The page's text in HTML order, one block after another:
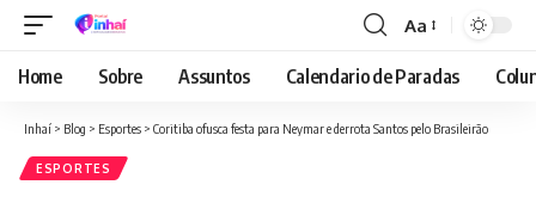
Font
Resizer
Aa
Home Sobre Assuntos Calendario de Paradas
Inhaí > Blog > Esportes > Coritiba ofusca festa para Neymar e derrota Santos pelo Brasileirão
ESPORTES